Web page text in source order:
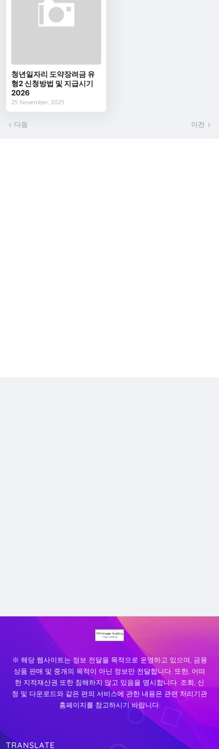
청년일자리 도약장려금 유
형2 신청방법 및 지급시기
2026
25 November, 2025
다음 이전
※ 해당 웹사이트는 정보 전달을 목적으로 운영하고 있으며, 금융
상품 판매 및 중개의 목적이 아닌 정보만 전달합니다. 또한, 어떠
한 지적재산권 또한 침해하지 않고 있음을 명시합니다. 조회, 신
청 및 다운로드와 같은 편의 서비스에 관한 내용은 관련 처리기관
홈페이지를 참고하시기 바랍니다.
TRANSLATE